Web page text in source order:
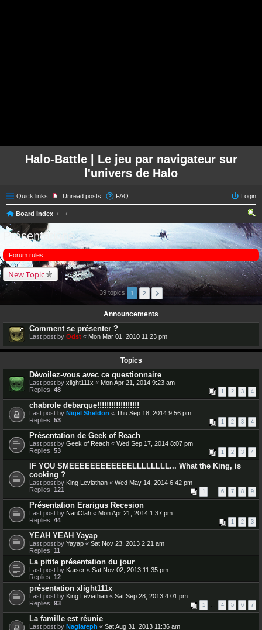
Halo-Battle | Le jeu par navigateur sur
l'univers de Halo
Quick links Unread posts FAQ Login
Board index
ear
ch
Présentations
Forum rules
New Topic
39 topics 1 2
Announcements
Comment se présenter ?
Last post by Odst « Mon Mar 01, 2010 11:23 pm
Topics
Dévoilez-vous avec ce questionnaire
Last post by xlight111x « Mon Apr 21, 2014 9:23 am
Replies: 48 1 2 3 4
chabrole debarque!!!!!!!!!!!!!!!!!!
Last post by Nigel Sheldon « Thu Sep 18, 2014 9:56 pm
Replies: 53 1 2 3 4
Présentation de Geek of Reach
Last post by Geek of Reach « Wed Sep 17, 2014 8:07 pm
Replies: 53 1 2 3 4
IF YOU SMEEEEEEEEEEEELLLLLLLL... What the King, is
cooking ?
Last post by King Leviathan « Wed May 14, 2014 6:42 pm
Replies: 121 1 … 6 7 8 9
Présentation Erarigus Recesion
Last post by NanOlah « Mon Apr 21, 2014 1:37 pm
Replies: 44 1 2 3
YEAH YEAH Yayap
Last post by Yayap « Sat Nov 23, 2013 2:21 am
Replies: 11
La pitite présentation du jour
Last post by Kaïser « Sat Nov 02, 2013 11:35 pm
Replies: 12
présentation xlight111x
Last post by King Leviathan « Sat Sep 28, 2013 4:01 pm
Replies: 93 1 … 4 5 6 7
La famille est réunie
Last post by Naglareph « Sat Aug 31, 2013 11:36 am